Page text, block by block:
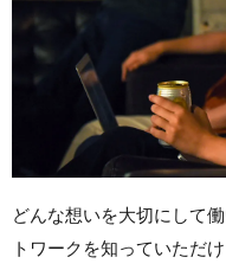
どんな想いを大切にして
トワークを知っていただ